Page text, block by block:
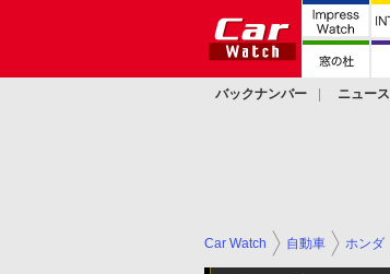
バックナンバー ニュース
Car Watch 自動車 ホンダ